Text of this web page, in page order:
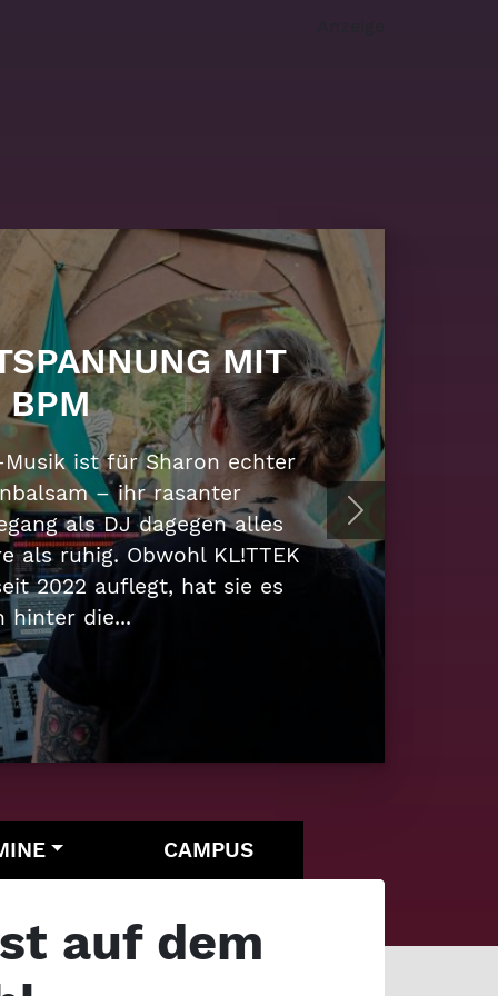
SONNENGOTT
SCHILLERPLATZ
Outfit, bäriger Bart
Slang – Nikolaus
ist in Cottbus Kult –
je nach Blickwinkel.
Reels spaziert er durch
Next
CAMPUS
auf dem